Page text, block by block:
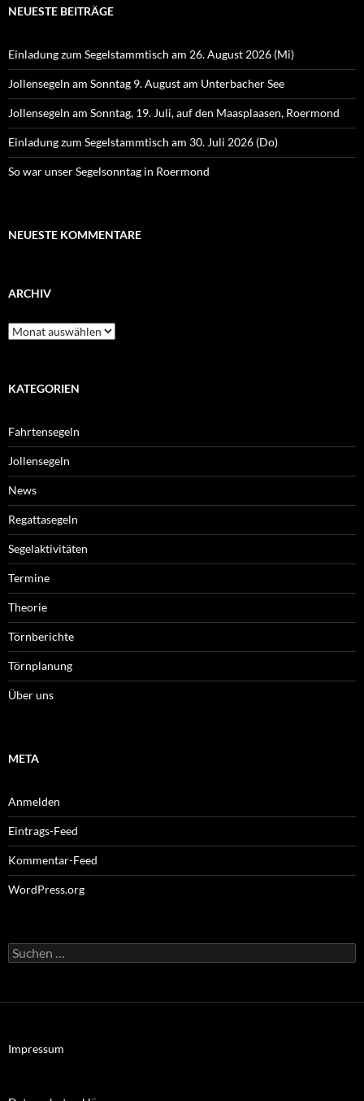
NEUESTE BEITRÄGE
Einladung zum Segelstammtisch am 26. August 2026 (Mi)
Jollensegeln am Sonntag 9. August am Unterbacher See
Jollensegeln am Sonntag, 19. Juli, auf den Maasplaasen, Roermond
Einladung zum Segelstammtisch am 30. Juli 2026 (Do)
So war unser Segelsonntag in Roermond
NEUESTE KOMMENTARE
ARCHIV
Archiv
KATEGORIEN
Fahrtensegeln
Jollensegeln
News
Regattasegeln
Segelaktivitäten
Termine
Theorie
Törnberichte
Törnplanung
Über uns
META
Anmelden
Eintrags-Feed
Kommentar-Feed
WordPress.org
Suchen
nach:
Impressum